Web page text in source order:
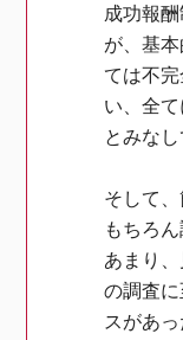
成功報
が、基
ては不
い、全
とみなし
そして
もちろ
あまり
の調査
スがあ